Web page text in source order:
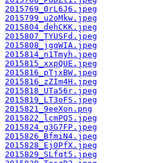
2015769_0rL6J6.jpeg
2015799_u2oMkw.jpeg
2015804_dehCKK.jpeg
2015807_TYUSFd.jpeg
2015808_jgqWIA.jpeg
2015814_n1Tmyh.jpeg
2015815_xxpQUE.jpeg
2015816_pTjxBW.jpeg
2015816_zZIm4H.jpeg
2015818_UTa56r.jpeg
2015819_LT3oFS.jpeg
2015821_9eeXon.png
2015822_lcmPQ5.jpeg
2015824_g3G7FP.jpeg
2015826_BfmiN4.jpeg
2015828_Ej0PfX.jpeg
2015829_SLfqt5.jpeg